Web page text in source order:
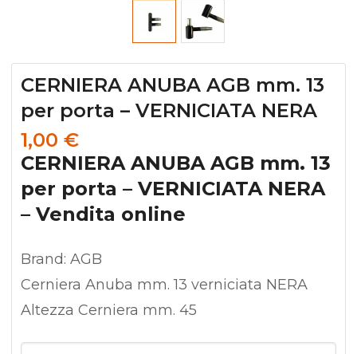
CERNIERA ANUBA AGB mm. 13
per porta – VERNICIATA NERA
1,00 €
CERNIERA ANUBA AGB mm. 13
per porta – VERNICIATA NERA
– Vendita online
Brand: AGB
Cerniera Anuba mm. 13 verniciata NERA
Altezza Cerniera mm. 45